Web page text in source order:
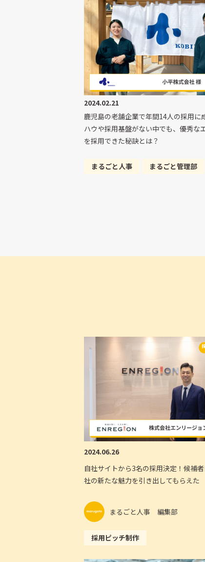
2024.02.21
鹿児島の老舗企業で年間14人の採用に
ハウや採用基盤がない中でも、優秀な
を採用できた秘訣とは？
まるごと人事 まるごと管理部
2024.06.26
自社サイトから3名の採用決定！候補
社の新たな魅力を引き出してもらえた
まるごと人事 編集部
採用ピッチ制作